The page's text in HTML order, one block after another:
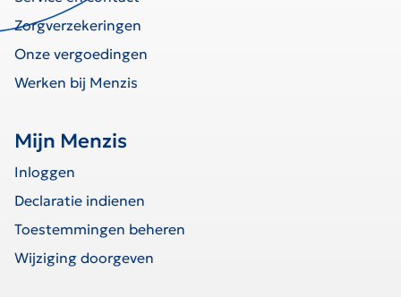
Zorgverzekeringen
Onze vergoedingen
Werken bij Menzis
Mijn Menzis
Inloggen
Declaratie indienen
Toestemmingen beheren
Wijziging doorgeven